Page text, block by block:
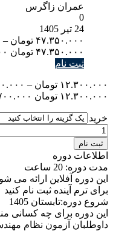
عمران زاگرس
0
24 تیر 1405
۴۷.۳۵۰.۰۰۰ تومان –
۴۷.۳۵۰.۰۰۰ تومان through ۵۷.۳۵۰.۰۰۰ تومان
ثبت نام
۱۲.۳۰۰.۰۰۰ تومان –
۱۲.۳۰۰.۰۰۰ تومان through ۱۵.۷۰۰.۰۰۰ تومان
خرید
ثبت نام
اطلاعات دوره
مدت دوره: 20 ساعت
این دوره آفلاین ارائه می
برای ترم آینده ثبت نام کنید
شروع دوره:تابستان 1405
این دوره برای چه کسانی
داوطلبان آزمون نظام